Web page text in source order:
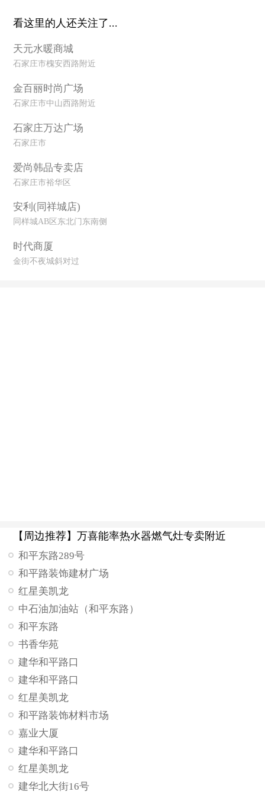
看这里的人还关注了...
天元水暖商城
石家庄市槐安西路附近
金百丽时尚广场
石家庄市中山西路附近
石家庄万达广场
石家庄市
爱尚韩品专卖店
石家庄市裕华区
安利(同祥城店)
同样城AB区东北门东南侧
时代商厦
金街不夜城斜对过
【周边推荐】万喜能率热水器燃气灶专卖附近
和平东路289号
和平路装饰建材广场
红星美凯龙
中石油加油站（和平东路）
和平东路
书香华苑
建华和平路口
建华和平路口
红星美凯龙
和平路装饰材料市场
嘉业大厦
建华和平路口
红星美凯龙
建华北大街16号